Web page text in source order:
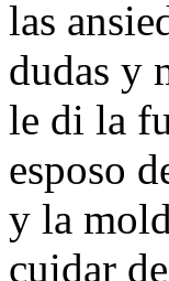
las
dudas y
le di la
esposo
y la
cuidar